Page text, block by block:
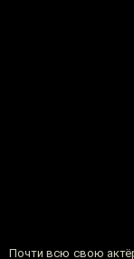
Почти всю свою